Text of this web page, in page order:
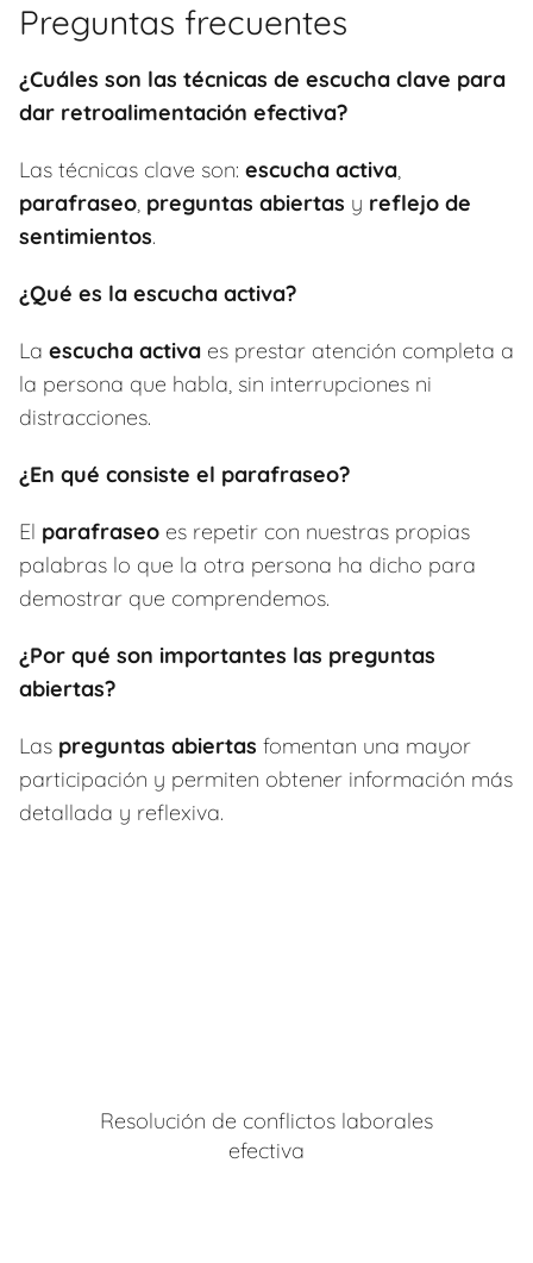
Preguntas frecuentes
¿Cuáles son las técnicas de escucha clave para
dar retroalimentación efectiva?
Las técnicas clave son: escucha activa,
parafraseo, preguntas abiertas y reflejo de
sentimientos.
¿Qué es la escucha activa?
La escucha activa es prestar atención completa a
la persona que habla, sin interrupciones ni
distracciones.
¿En qué consiste el parafraseo?
El parafraseo es repetir con nuestras propias
palabras lo que la otra persona ha dicho para
demostrar que comprendemos.
¿Por qué son importantes las preguntas
abiertas?
Las preguntas abiertas fomentan una mayor
participación y permiten obtener información más
detallada y reflexiva.
Resolución de conflictos laborales
efectiva